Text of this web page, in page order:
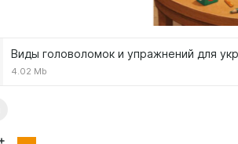
4.02 Mb